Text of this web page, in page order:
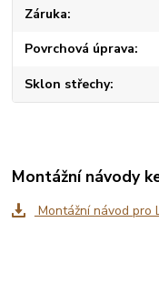
Záruka
Povrchová úprava
Sklon střechy
Montážní návody
Montážní návod pro